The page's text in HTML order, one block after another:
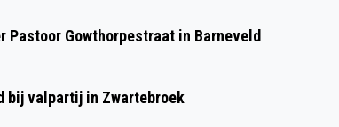
21
Pastoor Gowthorpestraat in Barneveld
bij valpartij in Zwartebroek